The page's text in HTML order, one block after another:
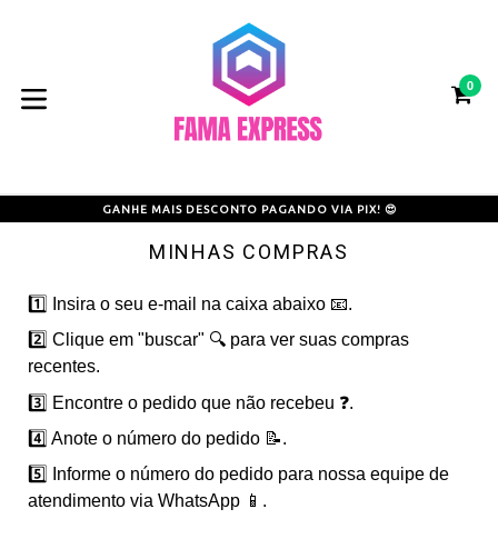
conteúdo
expandir/colapsar
0
GANHE MAIS DESCONTO PAGANDO VIA PIX! 😍
MINHAS COMPRAS
1️⃣ Insira o seu e-mail na caixa abaixo 📧.
2️⃣ Clique em "buscar" 🔍 para ver suas compras
recentes.
3️⃣ Encontre o pedido que não recebeu ❓.
4️⃣ Anote o número do pedido 📝.
5️⃣ Informe o número do pedido para nossa equipe de
atendimento via WhatsApp 📱.